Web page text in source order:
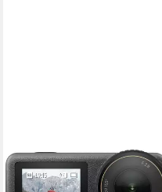
DJI
Osmo Action 4 Standard